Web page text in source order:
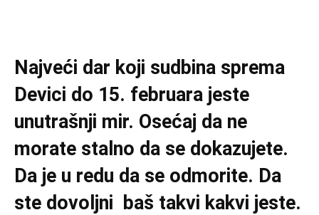
Najveći dar koji sudbina sprema
Devici do 15. februara jeste
unutrašnji mir. Osećaj da ne
morate stalno da se dokazujete.
Da je u redu da se odmorite. Da
ste dovoljni baš takvi kakvi jeste.